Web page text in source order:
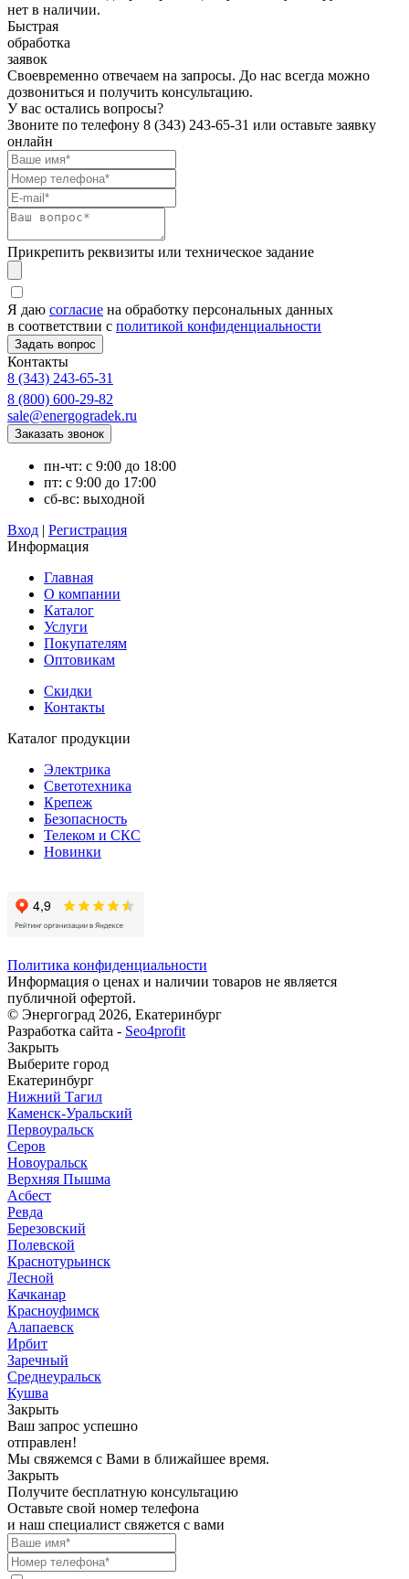
нет в наличии.
Быстрая
обработка
заявок
Своевременно отвечаем на запросы. До нас всегда можно
дозвониться и получить консультацию.
У вас остались вопросы?
Звоните по телефону 8 (343) 243-65-31 или оставьте заявку
онлайн
Прикрепить реквизиты или техническое задание
Я даю согласие на обработку персональных данных
в соответствии с политикой конфиденциальности
Контакты
8 (343) 243-65-31
8 (800) 600-29-82
sale@energogradek.ru
пн-чт: с 9:00 до 18:00
пт: с 9:00 до 17:00
сб-вс: выходной
Вход | Регистрация
Информация
Главная
О компании
Каталог
Услуги
Покупателям
Оптовикам
Скидки
Контакты
Каталог продукции
Электрика
Светотехника
Крепеж
Безопасность
Телеком и СКС
Новинки
Политика конфиденциальности
Информация о ценах и наличии товаров не является
публичной офертой.
© Энергоград 2026, Екатеринбург
Разработка сайта - Seo4profit
Закрыть
Выберите город
Екатеринбург
Нижний Тагил
Каменск-Уральский
Первоуральск
Серов
Новоуральск
Верхняя Пышма
Асбест
Ревда
Березовский
Полевской
Краснотурьинск
Лесной
Качканар
Красноуфимск
Алапаевск
Ирбит
Заречный
Среднеуральск
Кушва
Закрыть
Ваш запрос успешно
отправлен!
Мы свяжемся с Вами в ближайшее время.
Закрыть
Получите бесплатную консультацию
Оставьте свой номер телефона
и наш специалист свяжется с вами